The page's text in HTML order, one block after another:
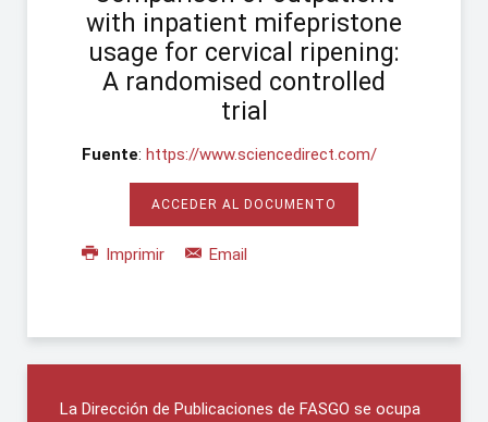
with inpatient mifepristone
usage for cervical ripening:
A randomised controlled
trial
Fuente: https://www.sciencedirect.com/
ACCEDER AL DOCUMENTO
Imprimir Email
La Dirección de Publicaciones de FASGO se ocupa